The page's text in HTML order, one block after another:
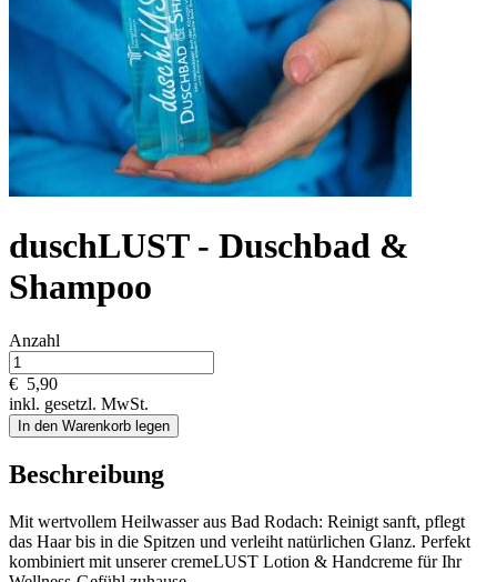
duschLUST - Duschbad &
Shampoo
Anzahl
€ 5,90
inkl. gesetzl. MwSt.
In den Warenkorb legen
Beschreibung
Mit wertvollem Heilwasser aus Bad Rodach: Reinigt sanft, pflegt
das Haar bis in die Spitzen und verleiht natürlichen Glanz. Perfekt
kombiniert mit unserer cremeLUST Lotion & Handcreme für Ihr